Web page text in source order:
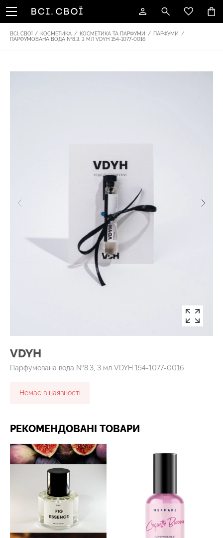
ВСІ. СВОЇ / КОСМЕТИКА / КОСМЕТИКА ТА ПАРФУМИ / ПАРФУМИ
/
ПАРФУМОВАНА ВОДА №8.3, 3 МЛ VDYH 154-1077-0016
VDYH
Парфумована вода №8.3, 3 мл VDYH 154-1077-0016
Немає в наявності
РЕКОМЕНДОВАНІ ТОВАРИ